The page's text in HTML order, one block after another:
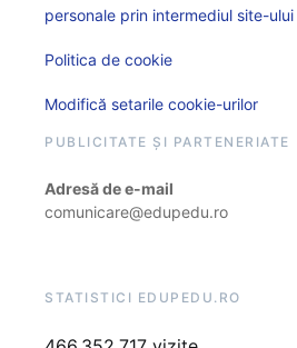
personale prin intermediul site-ului
Politica de cookie
Modifică setarile cookie-urilor
PUBLICITATE ȘI PARTENERIATE
Adresă de e-mail
comunicare@edupedu.ro
STATISTICI EDUPEDU.RO